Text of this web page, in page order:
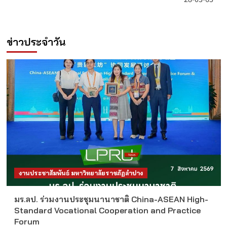
ข่าวประจำวัน
งานประชาสัมพันธ์ มหาวิทยาลัยราชภัฏลำปาง
มร.ลป. ร่วมงานประชุมนานาชาติ China-ASEAN High-
Standard Vocational Cooperation and Practice
Forum